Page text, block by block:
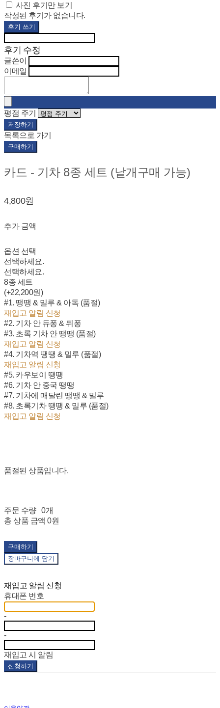
사진 후기만 보기
작성된 후기가 없습니다.
후기 쓰기
후기 수정
글쓴이
이메일
평점 주기
저장하기
목록으로 가기
구매하기
카드 - 기차 8종 세트 (낱개구매 가능)
4,800원
추가 금액
옵션 선택
선택하세요.
선택하세요.
8종 세트
(+22,200원)
#1. 땡땡 & 밀루 & 아독 (품절)
재입고 알림 신청
#2. 기차 안 듀퐁 & 뒤퐁
#3. 초록 기차 안 땡땡 (품절)
재입고 알림 신청
#4. 기차역 땡땡 & 밀루 (품절)
재입고 알림 신청
#5. 카우보이 땡땡
#6. 기차 안 중국 땡땡
#7. 기차에 매달린 땡땡 & 밀루
#8. 초록기차 땡땡 & 밀루 (품절)
재입고 알림 신청
품절된 상품입니다.
주문 수량
0개
총 상품 금액 0원
구매하기
장바구니에 담기
재입고 알림 신청
휴대폰 번호
-
-
재입고 시 알림
신청하기